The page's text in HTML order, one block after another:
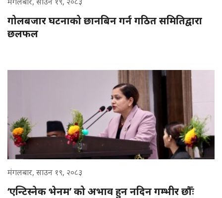
गोलबजार घटनाको छानबिन गर्न गठित समितिद्वारा
छलफल
मंगलबार, साउन १९, २०८३
‘एन्टिस्नेक भेनम’ को अभाव हुन नदिन गम्भीर छौँः